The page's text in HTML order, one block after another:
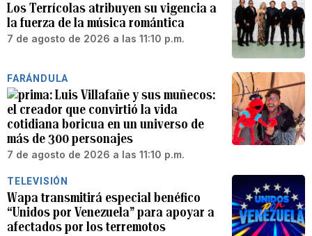
Los Terrícolas atribuyen su vigencia a
la fuerza de la música romántica
7 de agosto de 2026 a las 11:10 p.m.
FARÁNDULA
Luis Villafañe y sus muñecos:
el creador que convirtió la vida
cotidiana boricua en un universo de
más de 300 personajes
7 de agosto de 2026 a las 11:10 p.m.
TELEVISIÓN
Wapa transmitirá especial benéfico
“Unidos por Venezuela” para apoyar a
afectados por los terremotos